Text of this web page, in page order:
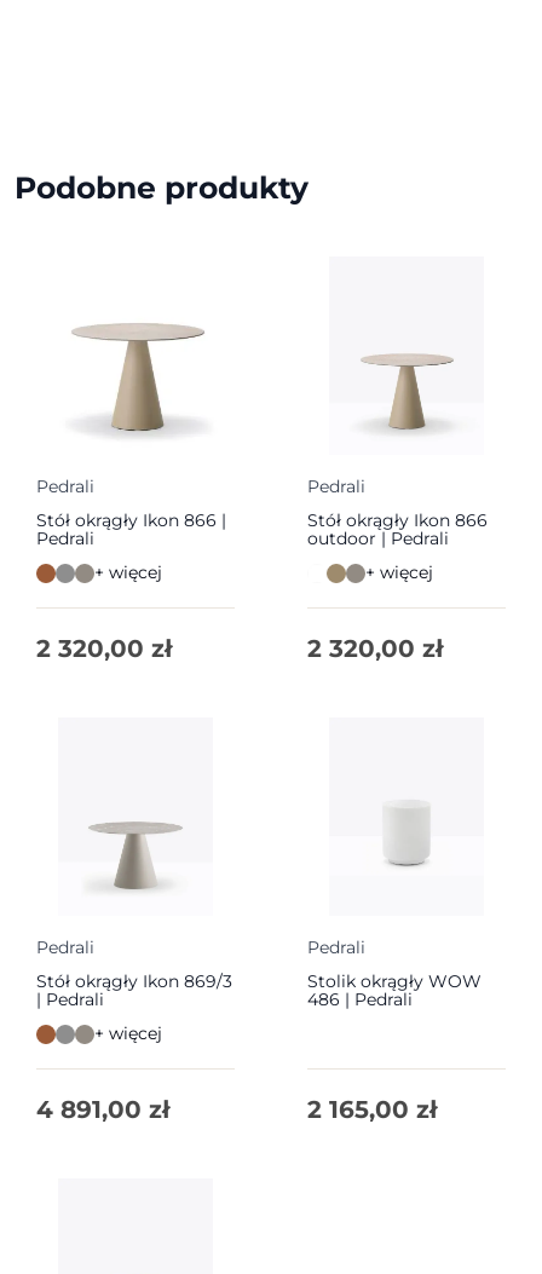
Podobne produkty
Pedrali
Stół okrągły Ikon 866 |
Pedrali
+ więcej
2 320,00 zł
Pedrali
Stół okrągły Ikon 866
outdoor | Pedrali
+ więcej
2 320,00 zł
Pedrali
Stół okrągły Ikon 869/3
| Pedrali
+ więcej
4 891,00 zł
Pedrali
Stolik okrągły WOW
486 | Pedrali
2 165,00 zł